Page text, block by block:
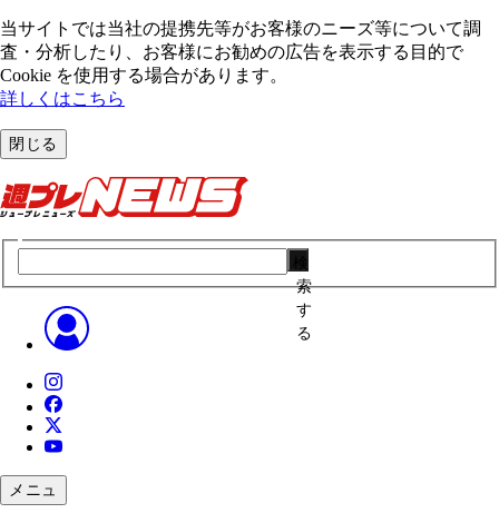
当サイトでは当社の提携先等がお客様のニーズ等について調
査・分析したり、お客様にお勧めの広告を表⽰する⽬的で
Cookie を使⽤する場合があります。
詳しくはこちら
閉じる
索
す
る
メニュ